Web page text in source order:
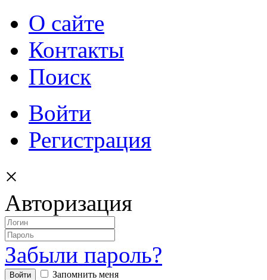
О сайте
Контакты
Поиск
Войти
Регистрация
×
Авторизация
Забыли пароль?
Запомнить меня